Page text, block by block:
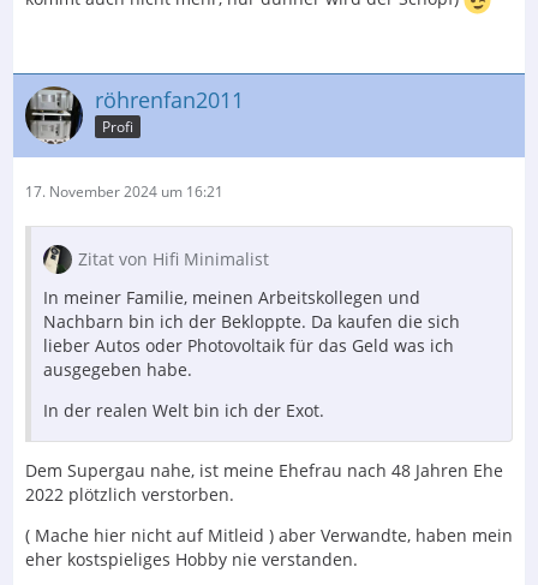
röhrenfan2011
Profi
17. November 2024 um 16:21
Zitat von Hifi Minimalist
In meiner Familie, meinen Arbeitskollegen und
Nachbarn bin ich der Bekloppte. Da kaufen die sich
lieber Autos oder Photovoltaik für das Geld was ich
ausgegeben habe.
In der realen Welt bin ich der Exot.
Dem Supergau nahe, ist meine Ehefrau nach 48 Jahren Ehe
2022 plötzlich verstorben.
( Mache hier nicht auf Mitleid ) aber Verwandte, haben mein
eher kostspieliges Hobby nie verstanden.